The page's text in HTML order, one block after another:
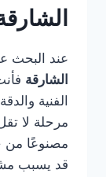
عند البحث
الشارقة
الفنية
مرحلة لا
مصنوعًا من
قد يسبب